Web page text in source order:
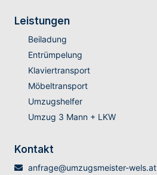
Leistungen
Beiladung
Entrümpelung
Klaviertransport
Möbeltransport
Umzugshelfer
Umzug 3 Mann + LKW
Kontakt
anfrage@umzugsmeister-wels.at